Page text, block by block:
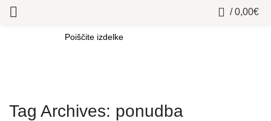
/ 0,00€
Tag Archives: ponudba